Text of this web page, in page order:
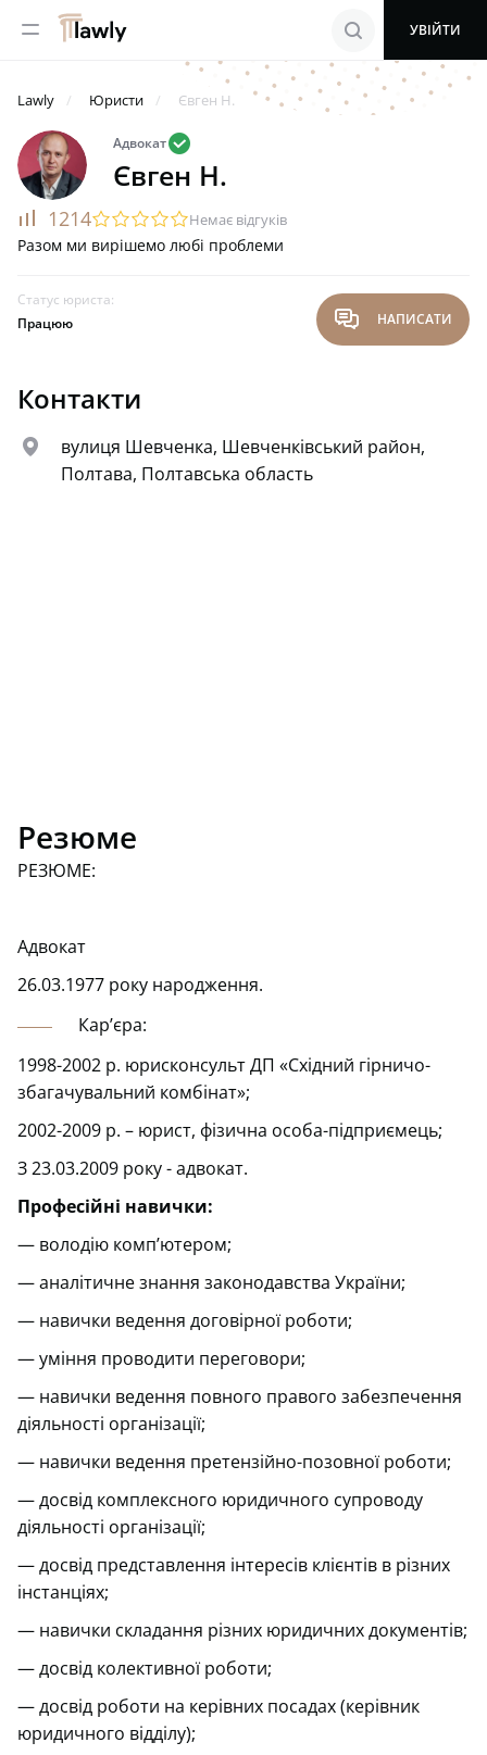
menu search УВІЙТИ
Lawly Юристи Євген Н.
Адвокатvalid
Євген Н.
rating 1214startransparentstartransparentstartransparentstartransparentstartransparentНемає відгуків
Разом ми вирішемо любі проблеми
Статус юриста:
Працюю
chat НАПИСАТИ
Контакти
map
вулиця Шевченка, Шевченківський район,
Полтава, Полтавська область
Резюме
РЕЗЮМЕ:
Адвокат
26.03.1977 року народження.
Кар’єра:
1998-2002 р. юрисконсульт ДП «Східний гірничо-
збагачувальний комбінат»;
2002-2009 р. – юрист, фізична особа-підприємець;
З 23.03.2009 року - адвокат.
Професійні навички:
— володію комп’ютером;
— аналітичне знання законодавства України;
— навички ведення договірної роботи;
— уміння проводити переговори;
— навички ведення повного правого забезпечення
діяльності організації;
— навички ведення претензійно-позовної роботи;
— досвід комплексного юридичного супроводу
діяльності організації;
— досвід представлення інтересів клієнтів в різних
інстанціях;
— навички складання різних юридичних документів;
— досвід колективної роботи;
— досвід роботи на керівних посадах (керівник
юридичного відділу);